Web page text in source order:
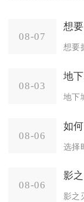
08-07
08-03
08-06
如
08-06
影